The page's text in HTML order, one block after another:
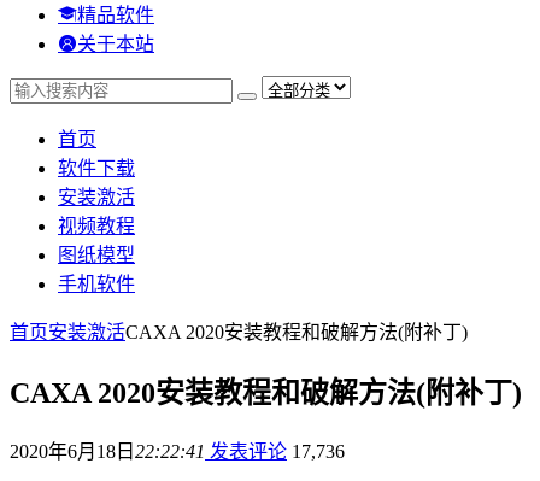
精品软件
关于本站
首页
软件下载
安装激活
视频教程
图纸模型
手机软件
首页安装激活CAXA 2020安装教程和破解方法(附补丁)
CAXA 2020安装教程和破解方法(附补丁)
2020年6月18日 22:22:41 发表评论 17,736